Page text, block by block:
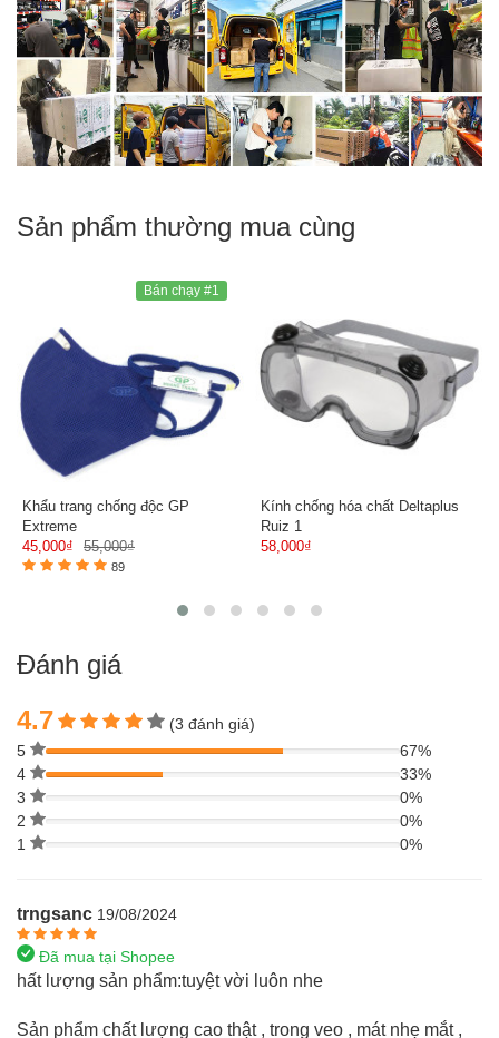
Sản phẩm thường mua cùng
Bán chạy #1
Khẩu trang chống độc GP
Extreme
45,000₫
55,000₫
89
Kính chống hóa chất Deltaplus
Ruiz 1
58,000₫
Đánh giá
4.7
(3 đánh giá)
5
67%
4
33%
3
0%
2
0%
1
0%
trngsanc 19/08/2024
Đã mua tại Shopee
hất lượng sản phẩm:tuyệt vời luôn nhe
Sản phẩm chất lượng cao thật , trong veo , mát nhẹ mắt ,